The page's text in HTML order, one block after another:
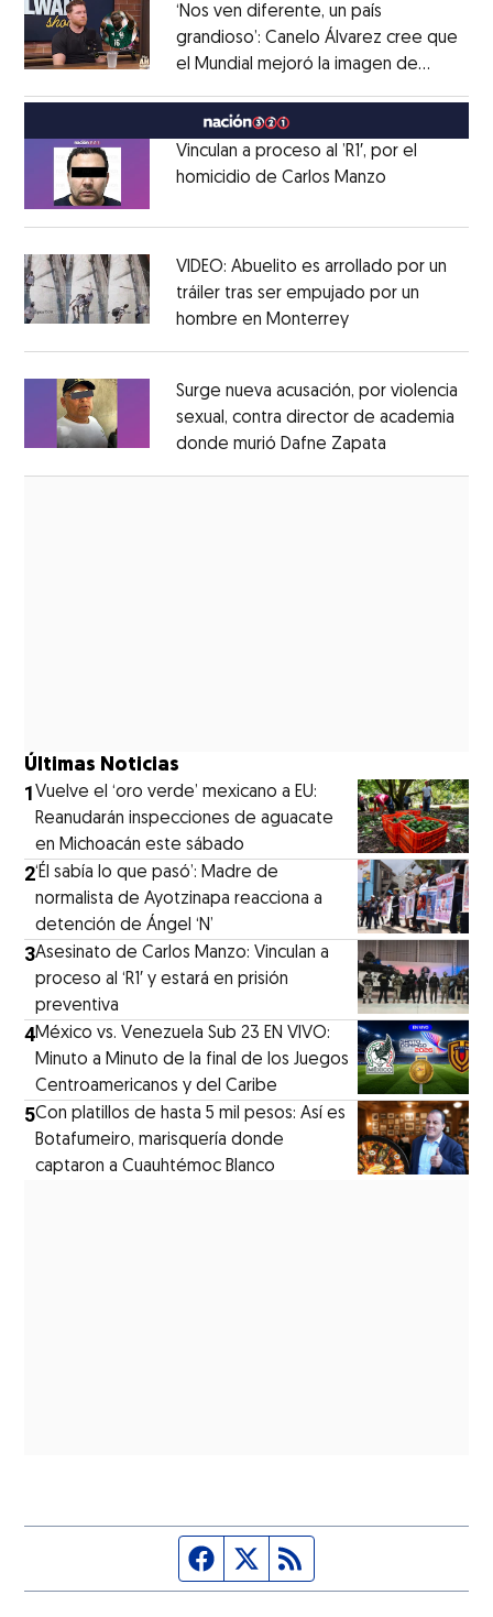
‘Nos ven diferente, un país
grandioso’: Canelo Álvarez cree que
el Mundial mejoró la imagen de
MéxicoOpens in new window
Vinculan a proceso al ’R1′, por el
homicidio de Carlos Manzo
VIDEO: Abuelito es arrollado por un
tráiler tras ser empujado por un
hombre en MonterreyOpens in new
Surge nueva acusación, por violencia
sexual, contra director de academia
donde murió Dafne Zapata
Últimas Noticias
1Vuelve el ‘oro verde’ mexicano a EU:
Reanudarán inspecciones de aguacate
en Michoacán este sábado
2‘Él sabía lo que pasó’: Madre de
normalista de Ayotzinapa reacciona a
detención de Ángel ‘N’
3Asesinato de Carlos Manzo: Vinculan a
proceso al ‘R1′ y estará en prisión
preventiva
4México vs. Venezuela Sub 23 EN VIVO:
Minuto a Minuto de la final de los Juegos
Centroamericanos y del Caribe
5Con platillos de hasta 5 mil pesos: Así es
Botafumeiro, marisquería donde
captaron a Cuauhtémoc Blanco
Página de Facebook
Fuente Twitter